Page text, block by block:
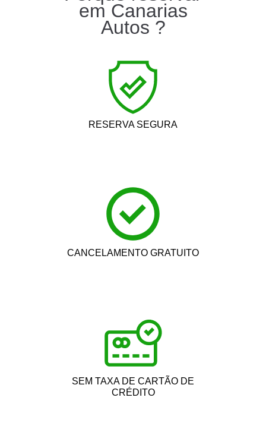
em Canarias
Autos ?
RESERVA SEGURA
CANCELAMENTO GRATUITO
SEM TAXA DE CARTÃO DE
CRÉDITO